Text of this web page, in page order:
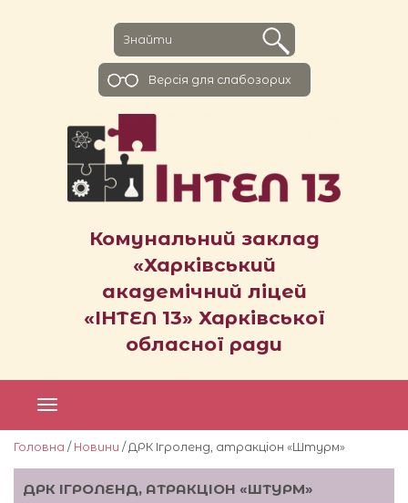
Комунальний заклад
«Харківський
академічний ліцей
«ІНТЕЛ 13» Харківської
обласної ради
Версiя для слабозорих
Головна / Новини / ДРК Ігроленд, атракціон «Штурм»
ДРК ІГРОЛЕНД, АТРАКЦІОН «ШТУРМ»